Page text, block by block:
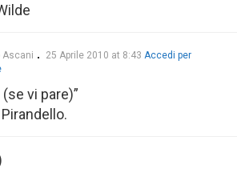
Ascani 25 Aprile 2010 at 8:43 Accedi per
(se vi pare)”